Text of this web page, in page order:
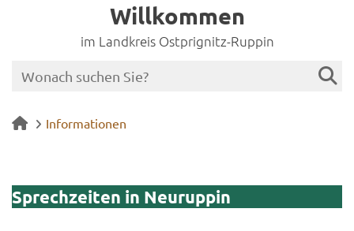
Willkommen
im Landkreis Ostprignitz-Ruppin
Informationen
Sprech­zei­ten in Neu­rup­pin